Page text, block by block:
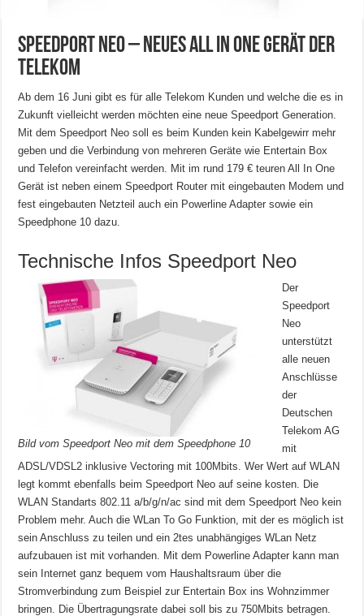
Speedport Neo – Neues All in One Gerät der
Telekom
Ab dem 16 Juni gibt es für alle Telekom Kunden und welche die es in
Zukunft vielleicht werden möchten eine neue Speedport Generation.
Mit dem Speedport Neo soll es beim Kunden kein Kabelgewirr mehr
geben und die Verbindung von mehreren Geräte wie Entertain Box
und Telefon vereinfacht werden. Mit im rund 179 € teuren All In One
Gerät ist neben einem Speedport Router mit eingebauten Modem und
fest eingebauten Netzteil auch ein Powerline Adapter sowie ein
Speedphone 10 dazu.
Technische Infos Speedport Neo
Bild vom Speedport Neo mit dem Speedphone 10
Der
Speedport
Neo
unterstützt
alle neuen
Anschlüsse
der
Deutschen
Telekom AG
mit
ADSL/VDSL2 inklusive Vectoring mit 100Mbits. Wer Wert auf WLAN
legt kommt ebenfalls beim Speedport Neo auf seine kosten. Die
WLAN Standarts 802.11 a/b/g/n/ac sind mit dem Speedport Neo kein
Problem mehr. Auch die WLan To Go Funktion, mit der es möglich ist
sein Anschluss zu teilen und ein 2tes unabhängiges WLan Netz
aufzubauen ist mit vorhanden. Mit dem Powerline Adapter kann man
sein Internet ganz bequem vom Haushaltsraum über die
Stromverbindung zum Beispiel zur Entertain Box ins Wohnzimmer
bringen. Die Übertragungsrate dabei soll bis zu 750Mbits betragen.